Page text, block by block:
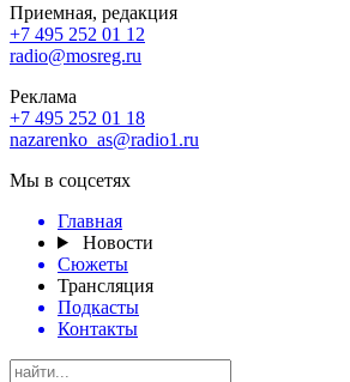
Приемная, редакция
+7 495 252 01 12
radio@mosreg.ru
Реклама
+7 495 252 01 18
nazarenko_as@radio1.ru
Мы в соцсетях
Главная
Новости
Сюжеты
Трансляция
Подкасты
Контакты